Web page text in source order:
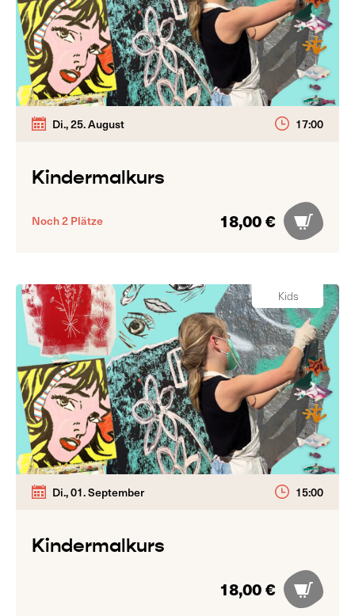
Di., 25. August 17:00
Kindermalkurs
Noch 2 Plätze 18,00 €
Kids
Di., 01. September 15:00
Kindermalkurs
18,00 €